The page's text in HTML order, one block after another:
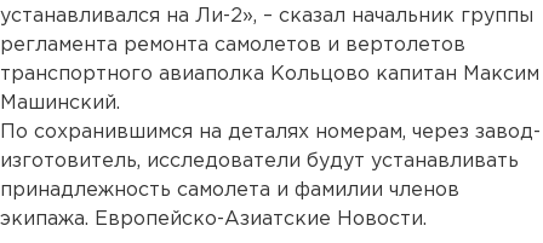
устанавливался на Ли-2», – сказал начальник группы
регламента ремонта самолетов и вертолетов
транспортного авиаполка Кольцово капитан Максим
Машинский.
По сохранившимся на деталях номерам, через завод-
изготовитель, исследователи будут устанавливать
принадлежность самолета и фамилии членов
экипажа. Европейско-Азиатские Новости.